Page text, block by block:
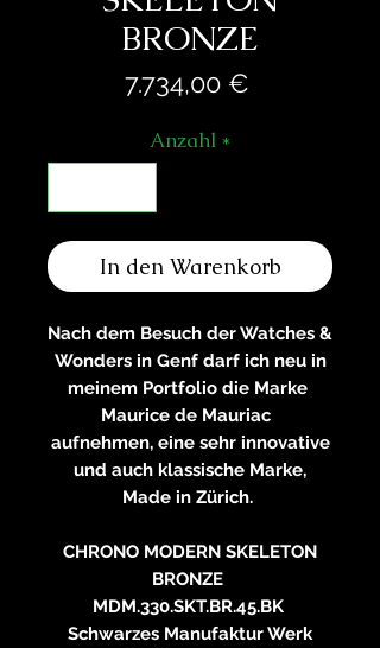
BRONZE
7.734,00 €
Anzahl *
In den Warenkorb
Nach dem Besuch der Watches &
Wonders in Genf darf ich neu in
meinem Portfolio die Marke
Maurice de Mauriac
aufnehmen, eine sehr innovative
und auch klassische Marke,
Made in Zürich.
CHRONO MODERN SKELETON
BRONZE
MDM.330.SKT.BR.45.BK
Schwarzes Manufaktur Werk